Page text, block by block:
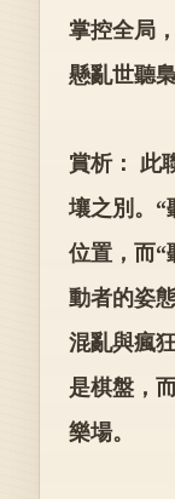
掌控全局
懸亂世聽梟
賞析： 此
壤之別。“
位置，而“
動者的姿
混亂與瘋
是棋盤，
樂場。